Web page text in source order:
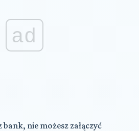
ad
nie możesz załączyć